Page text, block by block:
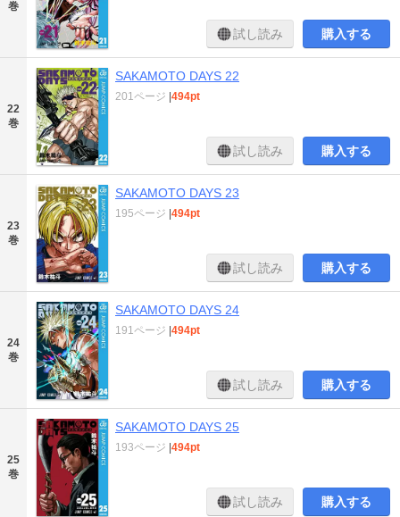
巻
試し読み 購入する
22
巻
SAKAMOTO DAYS 22
201ページ 494pt
試し読み 購入する
23
巻
SAKAMOTO DAYS 23
195ページ 494pt
試し読み 購入する
24
巻
SAKAMOTO DAYS 24
191ページ 494pt
試し読み 購入する
25
巻
SAKAMOTO DAYS 25
193ページ 494pt
試し読み 購入する